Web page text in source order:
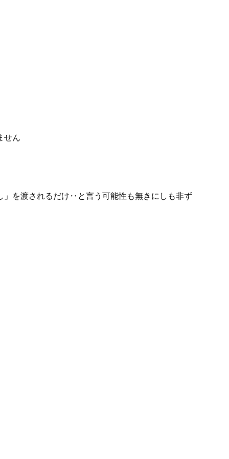
せん
」を渡されるだけ‥と言う可能性も無きにしも非ず